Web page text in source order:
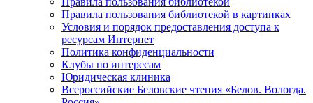
Правила пользования библиотекой в картинках
Условия и порядок предоставления доступа к
ресурсам Интернет
Политика конфиденциальности
Клубы по интересам
Юридическая клиника
Всероссийские Беловские чтения «Белов. Вологда.